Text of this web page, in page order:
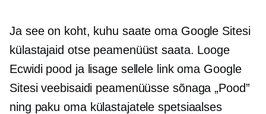
Ja see on koht, kuhu saate oma Google Sitesi
külastajaid otse peamenüüst saata. Looge
Ecwidi pood ja lisage sellele link oma Google
Sitesi veebisaidi peamenüüsse sõnaga „Pood”
ning paku oma külastajatele spetsiaalses